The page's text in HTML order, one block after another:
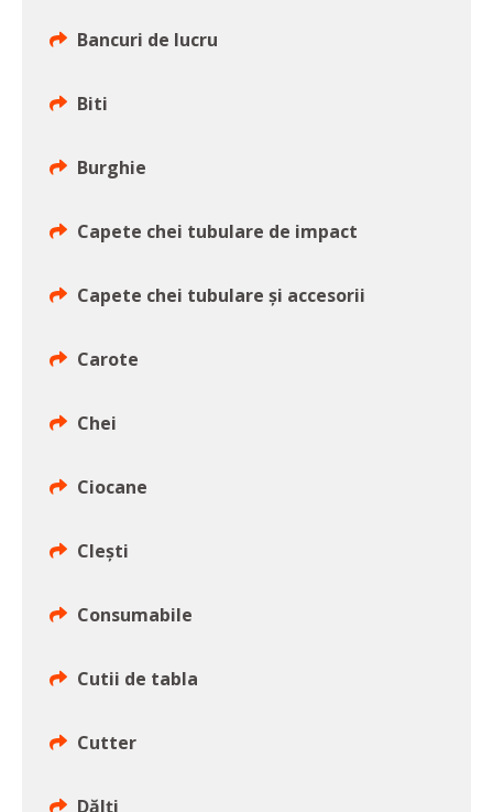
Bancuri de lucru
Biti
Burghie
Capete chei tubulare de impact
Capete chei tubulare şi accesorii
Carote
Chei
Ciocane
Cleşti
Consumabile
Cutii de tabla
Cutter
Dălţi